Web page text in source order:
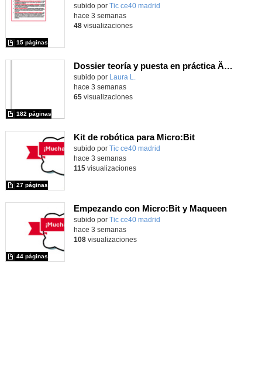
subido por Tic ce40 madrid
15 páginas
hace 3 semanas
48visualizaciones
Dossier teoría y puesta en práctica Äprendizaje Basado en Juegos en Educación Infantil y Primaria
Contenido educativo.
subido por Laura L.
182 páginas
hace 3 semanas
65visualizaciones
Kit de robótica para Micro:Bit
Contenido educativo.
subido por Tic ce40 madrid
27 páginas
hace 3 semanas
115visualizaciones
Empezando con Micro:Bit y Maqueen
Contenido educativo.
subido por Tic ce40 madrid
44 páginas
hace 3 semanas
108visualizaciones